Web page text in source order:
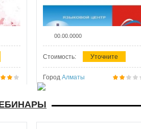
00.00.0000
Стоимость: Уточните
Город Алматы